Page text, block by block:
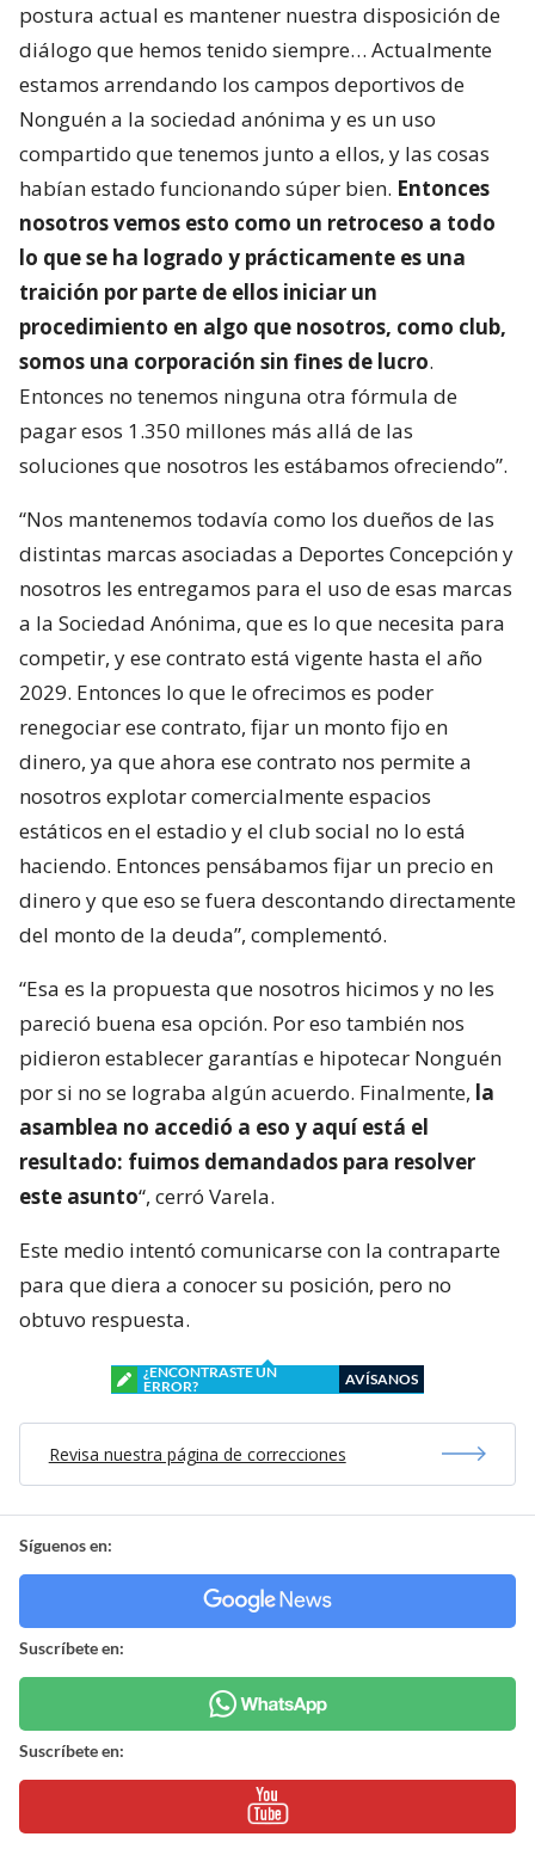
postura actual es mantener nuestra disposición de
diálogo que hemos tenido siempre… Actualmente
estamos arrendando los campos deportivos de
Nonguén a la sociedad anónima y es un uso
compartido que tenemos junto a ellos, y las cosas
habían estado funcionando súper bien. Entonces
nosotros vemos esto como un retroceso a todo
lo que se ha logrado y prácticamente es una
traición por parte de ellos iniciar un
procedimiento en algo que nosotros, como club,
somos una corporación sin fines de lucro.
Entonces no tenemos ninguna otra fórmula de
pagar esos 1.350 millones más allá de las
soluciones que nosotros les estábamos ofreciendo”.
“Nos mantenemos todavía como los dueños de las
distintas marcas asociadas a Deportes Concepción y
nosotros les entregamos para el uso de esas marcas
a la Sociedad Anónima, que es lo que necesita para
competir, y ese contrato está vigente hasta el año
2029. Entonces lo que le ofrecimos es poder
renegociar ese contrato, fijar un monto fijo en
dinero, ya que ahora ese contrato nos permite a
nosotros explotar comercialmente espacios
estáticos en el estadio y el club social no lo está
haciendo. Entonces pensábamos fijar un precio en
dinero y que eso se fuera descontando directamente
del monto de la deuda”, complementó.
“Esa es la propuesta que nosotros hicimos y no les
pareció buena esa opción. Por eso también nos
pidieron establecer garantías e hipotecar Nonguén
por si no se lograba algún acuerdo. Finalmente, la
asamblea no accedió a eso y aquí está el
resultado: fuimos demandados para resolver
este asunto“, cerró Varela.
Este medio intentó comunicarse con la contraparte
para que diera a conocer su posición, pero no
obtuvo respuesta.
¿ENCONTRASTE UN
ERROR?
AVÍSANOS
Revisa nuestra página de correcciones
Síguenos en:
Suscríbete en:
Suscríbete en: